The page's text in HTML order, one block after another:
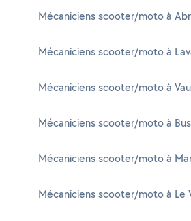
Mécaniciens scooter/moto à
Mécaniciens scooter/moto à
Mécaniciens scooter/moto à
Mécaniciens scooter/moto à
Mécaniciens scooter/moto à
Mécaniciens scooter/moto à Le